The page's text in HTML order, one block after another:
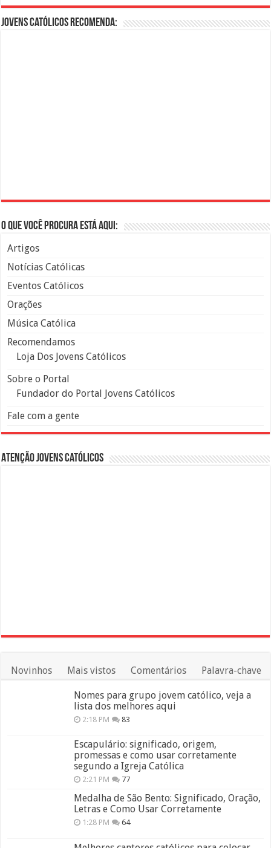
Jovens Católicos Recomenda:
O que você procura está aqui:
Artigos
Notícias Católicas
Eventos Católicos
Orações
Música Católica
Recomendamos
Loja Dos Jovens Católicos
Sobre o Portal
Fundador do Portal Jovens Católicos
Fale com a gente
Atenção Jovens Católicos
Novinhos Mais vistos Comentários Palavra-chave
Nomes para grupo jovem católico, veja a
lista dos melhores aqui
2:18 PM 83
Escapulário: significado, origem,
promessas e como usar corretamente
segundo a Igreja Católica
2:21 PM 77
Medalha de São Bento: Significado, Oração,
Letras e Como Usar Corretamente
1:28 PM 64